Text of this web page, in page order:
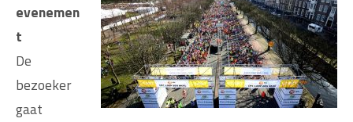
evenemen
t
De
bezoeker
gaat